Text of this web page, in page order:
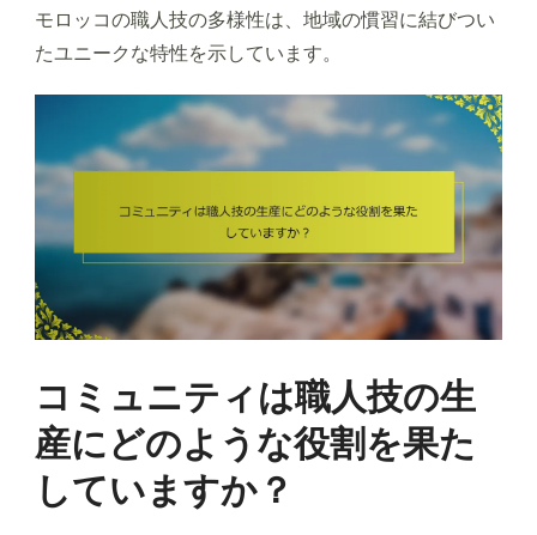
モロッコの職人技の多様性は、地域の慣習に結びつい
たユニークな特性を示しています。
コミュニティは職人技の生
産にどのような役割を果た
していますか？